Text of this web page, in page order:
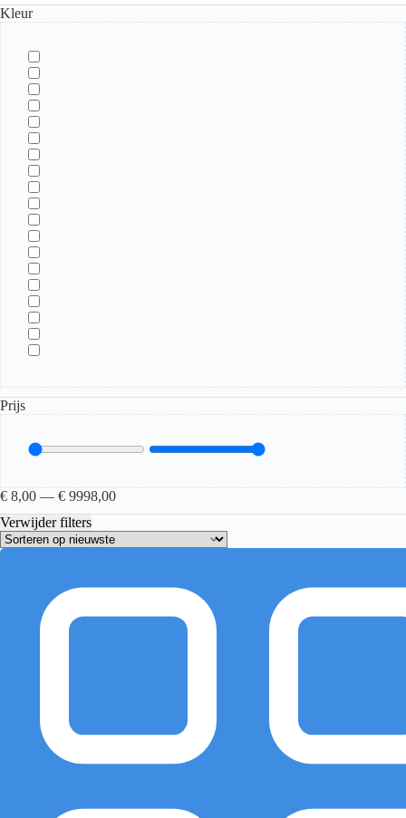
Kleur
Prijs
€ 8,00 — € 9998,00
Verwijder filters